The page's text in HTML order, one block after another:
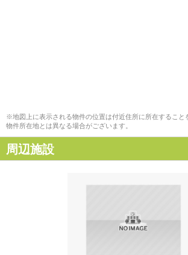
※地図上に表示される物件の位置は付近住所に所在すること
物件所在地とは異なる場合がございます。
周辺施設